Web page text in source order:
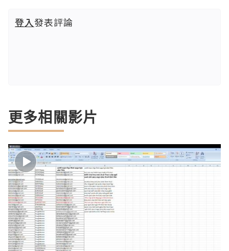
登入發表評論
更多相關影片